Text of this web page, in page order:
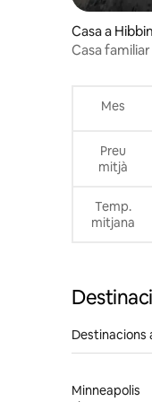
Casa a
Casa
Mes
Preu
mitjà
Temp.
mitjana
Destinacions
Minneapolis